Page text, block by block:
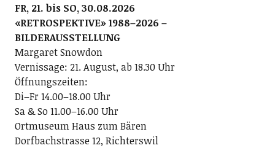
FR, 21. bis SO, 30.08.2026
«RETROSPEKTIVE» 1988–2026 –
BILDERAUSSTELLUNG
Margaret Snowdon
Vernissage: 21. August, ab 18.30 Uhr
Öffnungszeiten:
Di–Fr 14.00–18.00 Uhr
Sa & So 11.00–16.00 Uhr
Ortmuseum Haus zum Bären
Dorfbachstrasse 12, Richterswil